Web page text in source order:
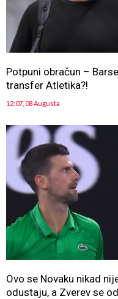
Potpuni obračun –
transfer Atletika?!
12:07, 08 Augusta
Ovo se Novaku nikad
odustaju, a Zverev se